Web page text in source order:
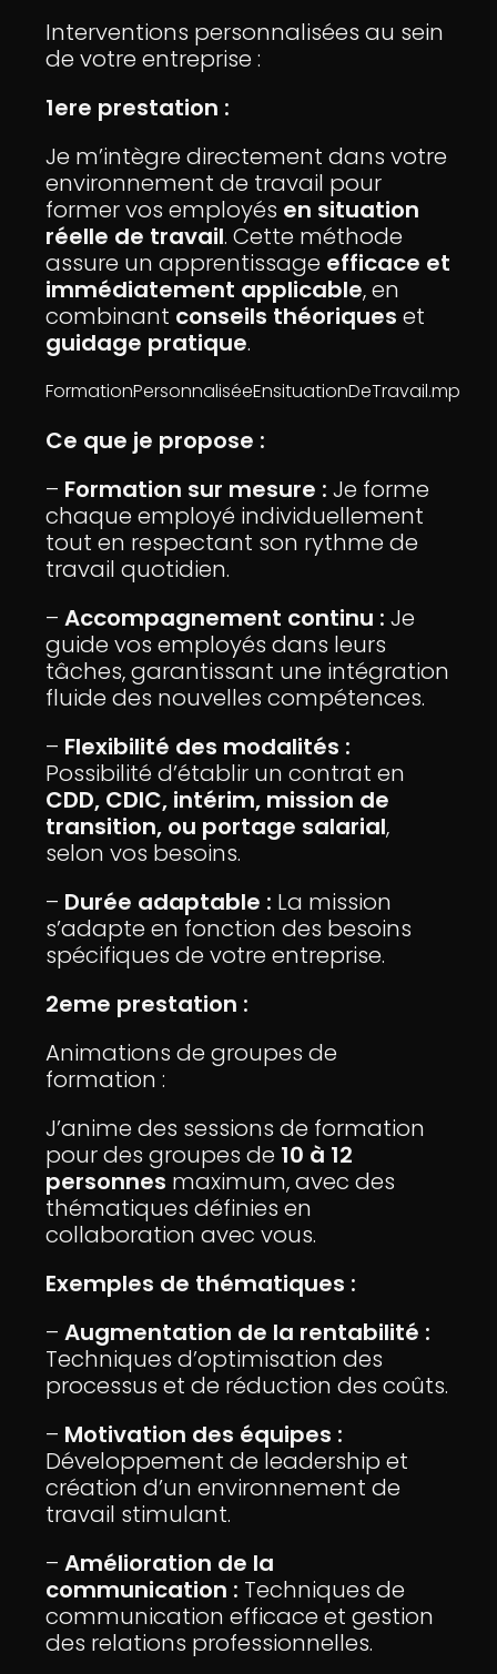
Interventions personnalisées au sein
de votre entreprise :
1ere prestation :
Je m’intègre directement dans votre
environnement de travail pour
former vos employés en situation
réelle de travail. Cette méthode
assure un apprentissage efficace et
immédiatement applicable, en
combinant conseils théoriques et
guidage pratique.
FormationPersonnaliséeEnsituationDeTravail.mp
Ce que je propose :
– Formation sur mesure : Je forme
chaque employé individuellement
tout en respectant son rythme de
travail quotidien.
–Accompagnement continu : Je
guide vos employés dans leurs
tâches, garantissant une intégration
fluide des nouvelles compétences.
– Flexibilité des modalités :
Possibilité d’établir un contrat en
CDD, CDIC, intérim, mission de
transition, ou portage salarial,
selon vos besoins.
– Durée adaptable : La mission
s’adapte en fonction des besoins
spécifiques de votre entreprise.
2eme prestation :
Animations de groupes de
formation :
J’anime des sessions de formation
pour des groupes de 10 à 12
personnes maximum, avec des
thématiques définies en
collaboration avec vous.
Exemples de thématiques :
–Augmentation de la rentabilité :
Techniques d’optimisation des
processus et de réduction des coûts.
– Motivation des équipes :
Développement de leadership et
création d’un environnement de
travail stimulant.
–Amélioration de la
communication : Techniques de
communication efficace et gestion
des relations professionnelles.